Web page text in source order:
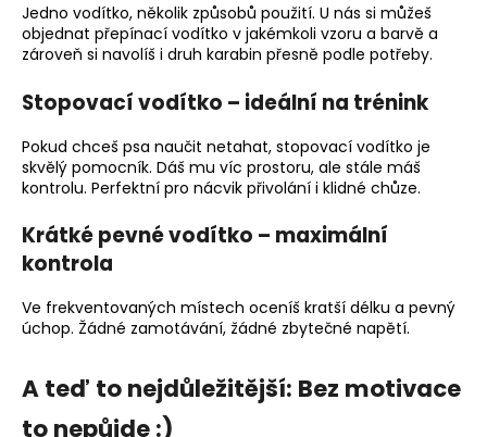
Jedno vodítko, několik způsobů použití. U nás si můžeš
objednat přepínací vodítko v jakémkoli vzoru a barvě a
zároveň si navolíš i druh karabin přesně podle potřeby.
Stopovací vodítko – ideální na trénink
Pokud chceš psa naučit netahat, stopovací vodítko je
skvělý pomocník. Dáš mu víc prostoru, ale stále máš
kontrolu. Perfektní pro nácvik přivolání i klidné chůze.
Krátké pevné vodítko – maximální
kontrola
Ve frekventovaných místech oceníš kratší délku a pevný
úchop. Žádné zamotávání, žádné zbytečné napětí.
A teď to nejdůležitější: Bez motivace
to nepůjde :)